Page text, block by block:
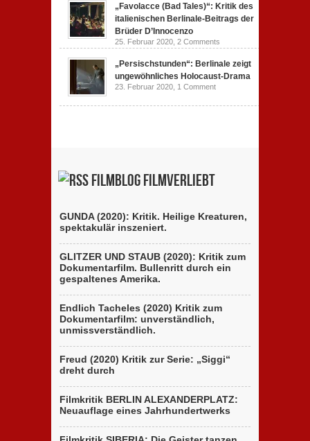
„Favolacce (Bad Tales)“: Kritik des
italienischen Berlinale-Beitrags der
Brüder D’Innocenzo
25. Februar 2020, 2 Comments
„Persischstunden“: Berlinale zeigt
ungewöhnliches Holocaust-Drama
23. Februar 2020, 1 Comment
Filmblog filmverliebt
GUNDA (2020): Kritik. Heilige Kreaturen,
spektakulär inszeniert.
GLITZER UND STAUB (2020): Kritik zum
Dokumentarfilm. Bullenritt durch ein
gespaltenes Amerika.
Endlich Tacheles (2020) Kritik zum
Dokumentarfilm: unverständlich,
unmissverständlich.
Freud (2020) Kritik zur Serie: „Siggi“
dreht durch
Filmkritik BERLIN ALEXANDERPLATZ:
Neuauflage eines Jahrhundertwerks